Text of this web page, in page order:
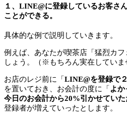
１、LINE@に登録しているお客さ
ことができる。
具体的な例で説明していきます。
例えば、あなたが喫茶店「猛烈カ
しょう。（※もちろん実在していま
お店のレジ前に「 LINE@を登録で
を置いておき、お会計の度に「 よか
今日のお会計から20%引かせていた
登録者が増えていったとします。